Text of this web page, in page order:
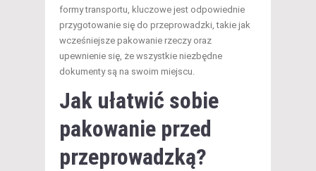
formy transportu, kluczowe jest odpowiednie
przygotowanie się do przeprowadzki, takie jak
wcześniejsze pakowanie rzeczy oraz
upewnienie się, że wszystkie niezbędne
dokumenty są na swoim miejscu.
Jak ułatwić sobie
pakowanie przed
przeprowadzką?